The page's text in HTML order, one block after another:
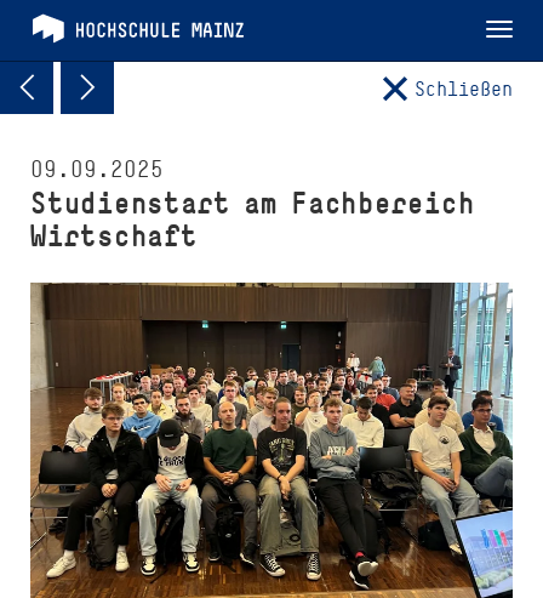
Schließen
09.09.2025
Studienstart am Fach­be­reich
Wirtschaft